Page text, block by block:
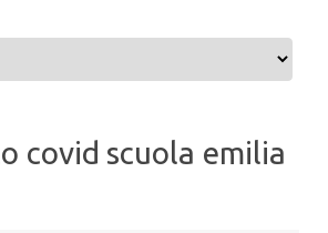
covid scuola emilia